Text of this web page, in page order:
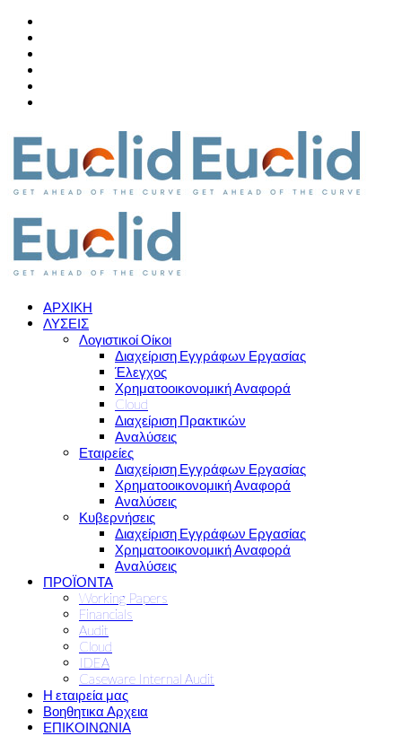
ΑΡΧΙΚΗ
ΛΥΣΕΙΣ
Λογιστικοί Οίκοι
Διαχείριση Εγγράφων Εργασίας
Έλεγχος
Χρηματοοικονομική Αναφορά
Cloud
Διαχείριση Πρακτικών
Αναλύσεις
Εταιρείες
Διαχείριση Εγγράφων Εργασίας
Χρηματοοικονομική Αναφορά
Αναλύσεις
Κυβερνήσεις
Διαχείριση Εγγράφων Εργασίας
Χρηματοοικονομική Αναφορά
Αναλύσεις
ΠΡΟΪΟΝΤΑ
Working Papers
Financials
Audit
Cloud
IDEA
Caseware Internal Audit
Η εταιρεία μας
Βοηθητικα Αρχεια
ΕΠΙΚΟΙΝΩΝΙΑ